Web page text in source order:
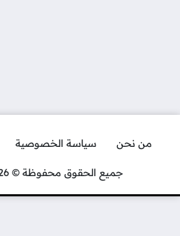
من نحن سياسة الخصوصية
جميع الحقوق محفوظة © 2026 - صوت الديرة